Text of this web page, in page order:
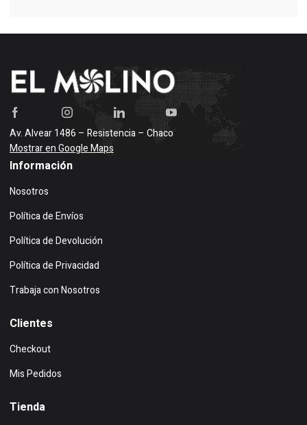
Av. Alvear 1486 – Resistencia – Chaco
Mostrar en Google Maps
Información
Nosotros
Política de Envíos
Política de Devolución
Política de Privacidad
Trabaja con Nosotros
Clientes
Checkout
Mis Pedidos
Tienda